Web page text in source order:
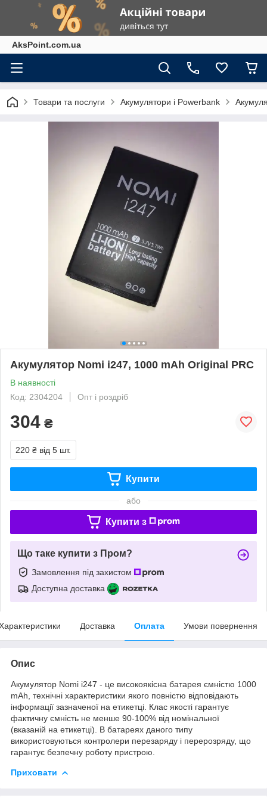
AksPoint.com.ua
Товари та послуги Акумулятори і Powerbank
Акумулятор Nomi i247, 1000 mAh Original PRC
В наявності
Код: 2304204
Опт і роздріб
304 ₴
220 ₴ від 5 шт.
Купити
або
Купити з
Що таке купити з Пром?
Замовлення під захистом
Доступна доставка
Доставка Оплата Умови повернення
Опис
Акумулятор Nomi i247 - це високоякісна батарея ємністю 1000
mAh, технічні характеристики якого повністю відповідають
інформації зазначеної на етикетці. Клас якості гарантує
фактичну ємність не менше 90-100% від номінальної
(вказаній на етикетці). В батареях даного типу
використовуються контролери перезаряду і перерозряду, що
гарантує безпечну роботу пристрою.
Приховати